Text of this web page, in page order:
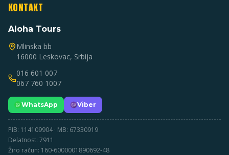
KONTAKT
Aloha Tours
Mlinska bb
16000 Leskovac, Srbija
016 601 007
067 760 1007
WhatsApp Viber
PIB: 114109904 · MB: 67330919
Delatnost: 7911
Žiro račun: 160-6000001890692-48